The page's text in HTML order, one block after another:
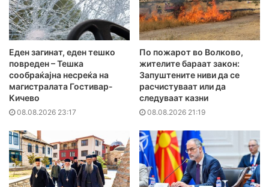
Еден загинат, еден тешко
повреден – Тешка
сообраќајна несреќа на
магистралата Гостивар-
Кичево
08.08.2026 23:17
По пожарот во Волково,
жителите бараат закон:
Запуштените ниви да се
расчистуваат или да
следуваат казни
08.08.2026 21:19